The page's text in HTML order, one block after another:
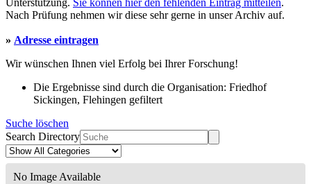
Unterstützung. Sie können hier den fehlenden Eintrag mitteilen.
Nach Prüfung nehmen wir diese sehr gerne in unser Archiv auf.
» Adresse eintragen
Wir wünschen Ihnen viel Erfolg bei Ihrer Forschung!
Die Ergebnisse sind durch die Organisation: Friedhof
Sickingen, Flehingen gefiltert
Suche löschen
Search Directory
No Image Available